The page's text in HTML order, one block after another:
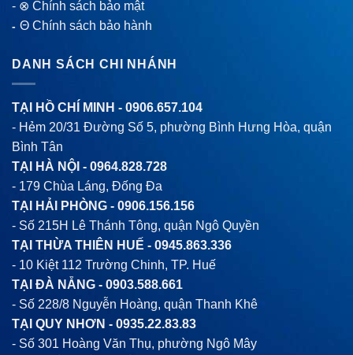
- ⊗ Chính sách bảo mật
-Θ Chính sách bảo hành
DANH SÁCH CHI NHÁNH
TẠI HỒ CHÍ MINH - 0906.657.104
- Hẻm 20/31 Đường Số 5, phường Bình Hưng Hòa, quận
Bình Tân
TẠI HÀ NỘI - 0964.828.728
- 179 Chùa Láng, Đống Đa
TẠI HẢI PHÒNG - 0906.156.156
- Số 215H Lê Thánh Tông, quận Ngô Quyền
TẠI THỪA THIÊN HUẾ - 0945.863.336
- 10 Kiệt 112 Trường Chinh, TP. Huế
TẠI ĐÀ NẴNG - 0903.588.661
- Số 228/8 Nguyễn Hoàng, quận Thanh Khê
TẠI QUY NHƠN - 0935.22.83.83
- Số 301 Hoàng Văn Thụ, phường Ngô Mây